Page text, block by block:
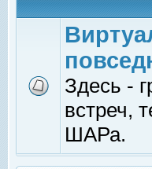
Здесь -
встреч,
ШАРа.